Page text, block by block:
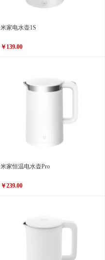
米家电水壶1S
￥139.00
米家恒温电水壶Pro
￥239.00